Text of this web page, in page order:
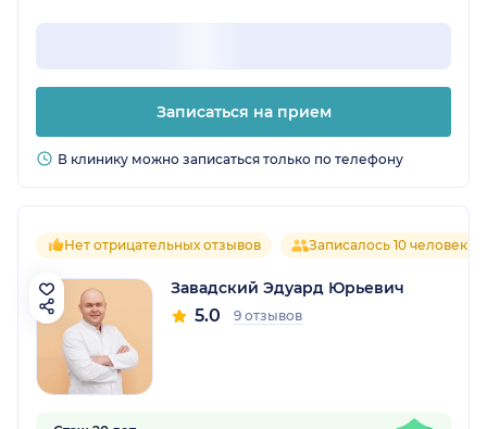
Записаться на прием
В клинику можно записаться только по телефону
Нет отрицательных отзывов Записалось 10 человек
Завадский Эдуард Юрьевич
5.0 9 отзывов